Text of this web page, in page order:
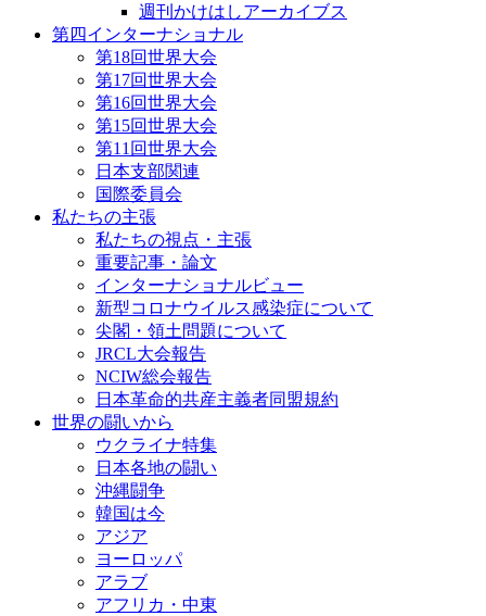
週刊かけはしアーカイブス
第四インターナショナル
第18回世界大会
第17回世界大会
第16回世界大会
第15回世界大会
第11回世界大会
日本支部関連
国際委員会
私たちの主張
私たちの視点・主張
重要記事・論文
インターナショナルビュー
新型コロナウイルス感染症について
尖閣・領土問題について
JRCL大会報告
NCIW総会報告
日本革命的共産主義者同盟規約
世界の闘いから
ウクライナ特集
日本各地の闘い
沖縄闘争
韓国は今
アジア
ヨーロッパ
アラブ
アフリカ・中東